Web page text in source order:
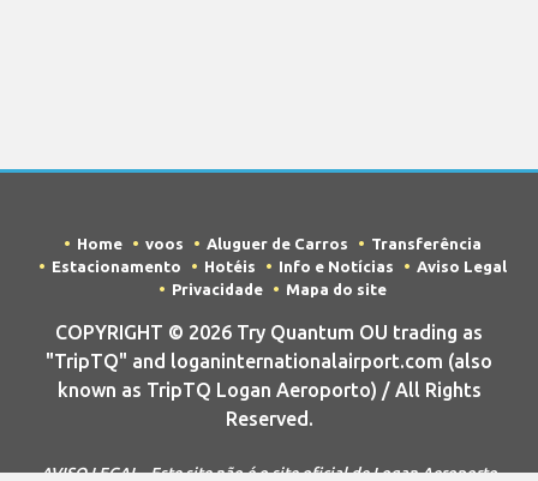
Home voos Aluguer de Carros
Transferência
Estacionamento
Hotéis Info e Notícias
Aviso Legal
Privacidade
Mapa do site
COPYRIGHT © 2026 Try Quantum OU trading as
"TripTQ" and loganinternationalairport.com (also
known as TripTQ Logan Aeroporto) / All Rights
Reserved.
AVISO LEGAL - Este site não é o site oficial de Logan Aeroporto